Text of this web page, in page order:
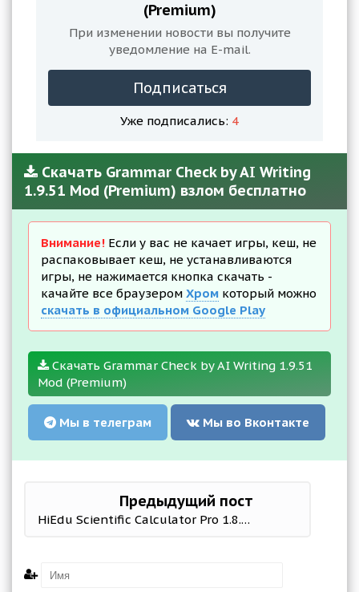
(Premium)
При изменении новости вы получите
уведомление на E-mail.
Подписаться
Уже подписались: 4
Скачать Grammar Check by AI Writing
1.9.51 Mod (Premium) взлом бесплатно
Внимание! Если у вас не качает игры, кеш, не
распаковывает кеш, не устанавливаются
игры, не нажимается кнопка скачать -
качайте все браузером Хром который можно
скачать в официальном Google Play
Скачать Grammar Check by AI Writing 1.9.51
Mod (Premium)
Мы в телеграм Мы во Вконтакте
Предыдущий пост
HiEdu Scientific Calculator Pro 1.8.2 Мод (полная версия)